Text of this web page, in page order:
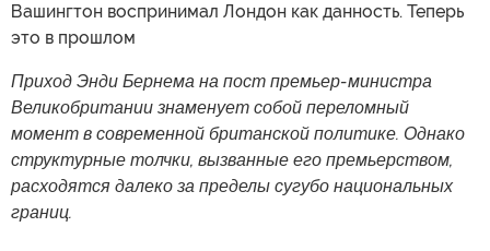
Вашингтон воспринимал Лондон как данность. Теперь
это в прошлом
Приход Энди Бернема на пост премьер-министра
Великобритании знаменует собой переломный
момент в современной британской политике. Однако
структурные толчки, вызванные его премьерством,
расходятся далеко за пределы сугубо национальных
границ.